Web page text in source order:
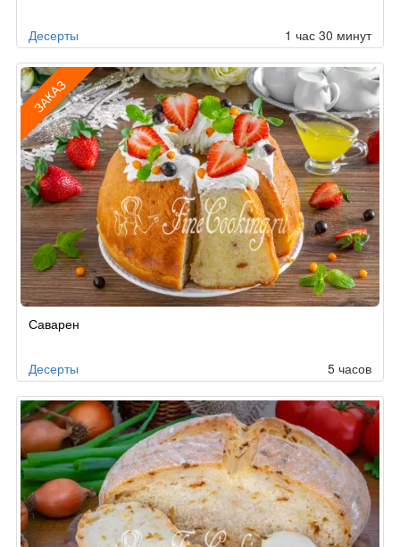
Десерты 1 час 30 минут
ЗАКАЗ
по
Саварен
Десерты 5 часов